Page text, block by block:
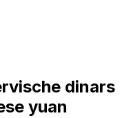
dinars
yuan